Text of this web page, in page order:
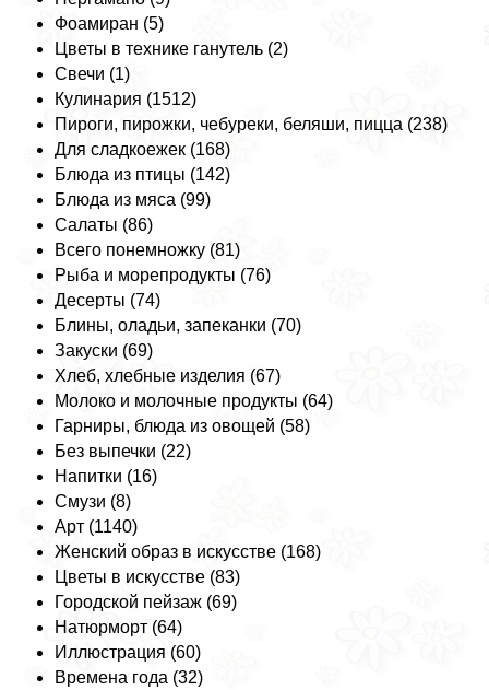
Фоамиран (5)
Цветы в технике ганутель (2)
Свечи (1)
Кулинария (1512)
Пироги, пирожки, чебуреки, беляши, пицца (238)
Для сладкоежек (168)
Блюда из птицы (142)
Блюда из мяса (99)
Салаты (86)
Всего понемножку (81)
Рыба и морепродукты (76)
Десерты (74)
Блины, оладьи, запеканки (70)
Закуски (69)
Хлеб, хлебные изделия (67)
Молоко и молочные продукты (64)
Гарниры, блюда из овощей (58)
Без выпечки (22)
Напитки (16)
Смузи (8)
Арт (1140)
Женский образ в искусстве (168)
Цветы в искусстве (83)
Городской пейзаж (69)
Натюрморт (64)
Иллюстрация (60)
Времена года (32)